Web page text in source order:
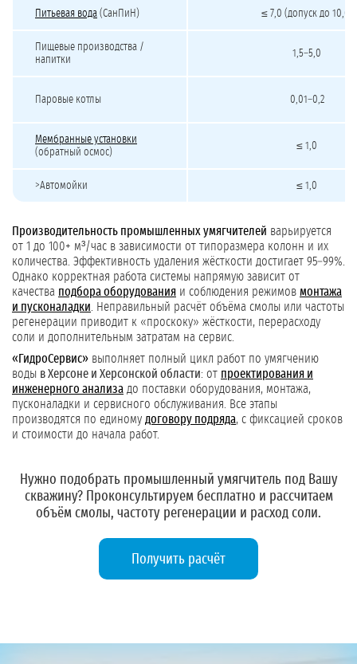
Питьевая вода (СанПиН) ≤ 7,0 (допуск до 10,0)
Пищевые производства /
напитки
1,5–5,0
Паровые котлы 0,01–0,2
Мембранные установки
(обратный осмос)
≤ 1,0
>Автомойки ≤ 1,0
Производительность промышленных умягчителей варьируется
от 1 до 100+ м³/час в зависимости от типоразмера колонн и их
количества. Эффективность удаления жёсткости достигает 95–99%.
Однако корректная работа системы напрямую зависит от
качества подбора оборудования и соблюдения режимов монтажа
и пусконаладки . Неправильный расчёт объёма смолы или частоты
регенерации приводит к «проскоку» жёсткости, перерасходу
соли и дополнительным затратам на сервис.
«ГидроСервис» выполняет полный цикл работ по умягчению
воды в Херсоне и Херсонской области: от проектирования и
инженерного анализа до поставки оборудования, монтажа,
пусконаладки и сервисного обслуживания. Все этапы
производятся по единому договору подряда, с фиксацией сроков
и стоимости до начала работ.
Нужно подобрать промышленный умягчитель под Вашу
скважину?Проконсультируем бесплатно и рассчитаем
объём смолы, частоту регенерации и расход соли.
Получить расчёт